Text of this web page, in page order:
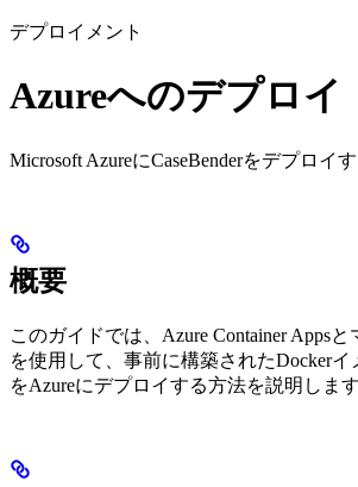
デプロイメント
Azureへのデプロイ
Microsoft AzureにCaseBenderをデプロイ
概要
このガイドでは、Azure Container Apps
を使用して、事前に構築されたDockerイ
をAzureにデプロイする方法を説明します